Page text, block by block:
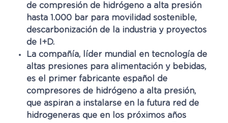
de compresión de hidrógeno a alta presión
hasta 1.000 bar para movilidad sostenible,
descarbonización de la industria y proyectos
de I+D.
La compañía, líder mundial en tecnología de
altas presiones para alimentación y bebidas,
es el primer fabricante español de
compresores de hidrógeno a alta presión,
que aspiran a instalarse en la futura red de
hidrogeneras que en los próximos años